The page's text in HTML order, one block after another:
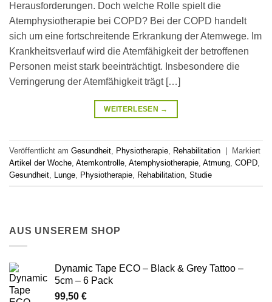
Herausforderungen. Doch welche Rolle spielt die
Atemphysiotherapie bei COPD? Bei der COPD handelt
sich um eine fortschreitende Erkrankung der Atemwege. Im
Krankheitsverlauf wird die Atemfähigkeit der betroffenen
Personen meist stark beeinträchtigt. Insbesondere die
Verringerung der Atemfähigkeit trägt […]
WEITERLESEN →
Veröffentlicht am Gesundheit Physiotherapie Rehabilitation
Markiert
Artikel der Woche Atemkontrolle Atemphysiotherapie Atmung COPD
Gesundheit
Lunge Physiotherapie Rehabilitation Studie
AUS UNSEREM SHOP
Dynamic Tape ECO – Black & Grey Tattoo –
5cm – 6 Pack
99,50 €